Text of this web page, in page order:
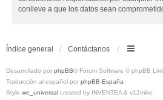
conlleve a que los datos sean
Índice general Contáctanos
Desarrollado por phpBB® Forum Software © phpBB
Traducción al español por phpBB España
Style we_universal created by INVENTEA & v12mike